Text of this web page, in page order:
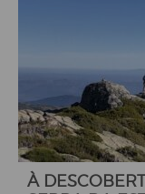
À